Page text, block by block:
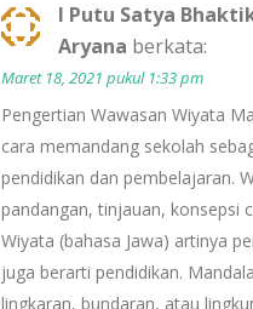
I Putu Satya
Aryana berkata:
Maret 18, 2021 pukul 1:33 pm
Pengertian Wawasan Wiyata
cara memandang sekolah
pendidikan dan pembelajaran.
pandangan, tinjauan, konsepsi
Wiyata (bahasa Jawa) artinya
juga berarti pendidikan.
lingkaran, bundaran, atau